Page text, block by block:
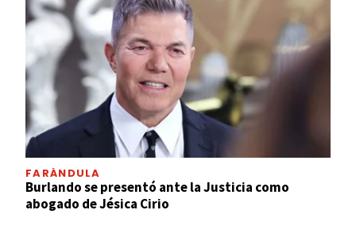
FARÁNDULA
Burlando se presentó ante la Justicia como
abogado de Jésica Cirio